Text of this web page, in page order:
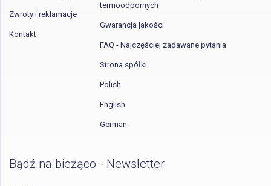
Zwroty i reklamacje
Kontakt
termoodpornych
Gwarancja jakości
FAQ - Najczęściej zadawane pytania
Strona spółki
Polish
English
German
Bądź na bieżąco - Newsletter